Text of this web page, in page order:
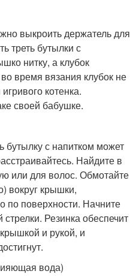
выкроить держатель для
треть бутылки с
нитку, а клубок
время вязания клубок не
котенка.
своей бабушке.
бутылку с напитком может
Найдите в
или для волос. Обмотайте
вокруг крышки,
по поверхности. Начните
Резинка обеспечит
и рукой, и
вода)